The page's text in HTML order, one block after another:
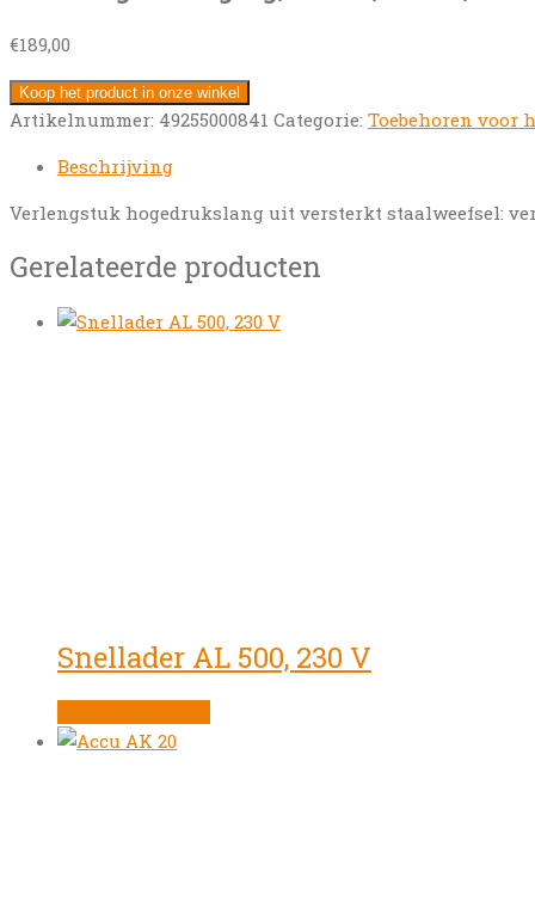
€189,00
Koop het product in onze winkel
Artikelnummer: 49255000841 Categorie: Toebehoren voor
Beschrijving
Verlengstuk hogedrukslang uit versterkt staalweefsel:
Gerelateerde producten
Snellader AL 500, 230 V